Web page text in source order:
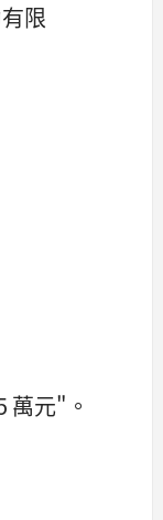
限
萬元"。